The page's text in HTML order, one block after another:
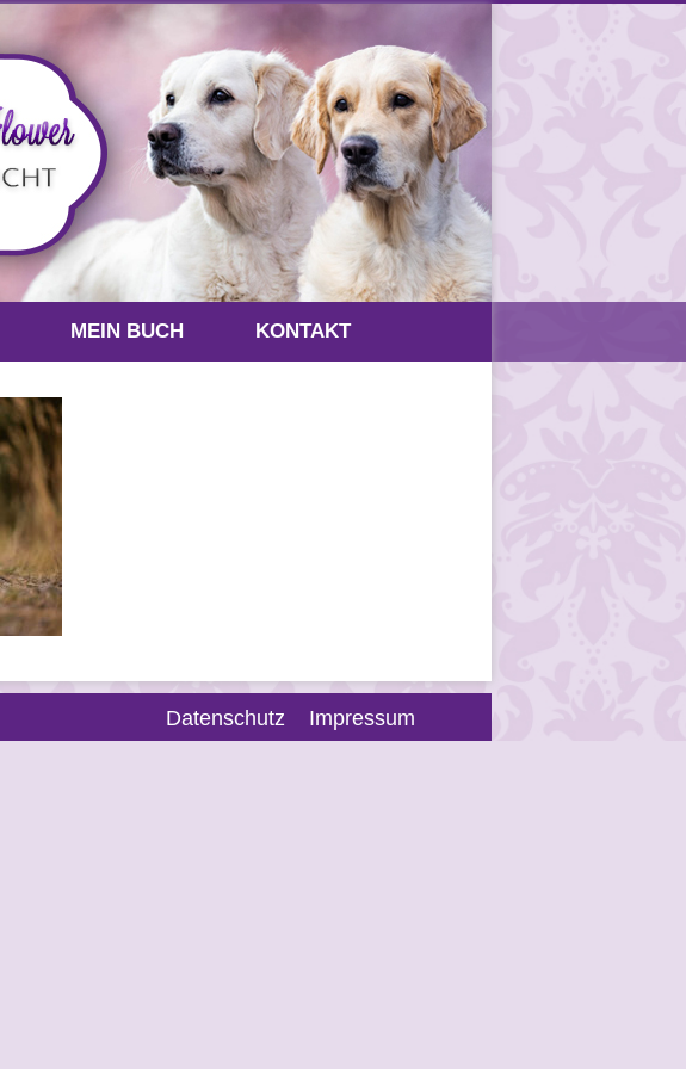
MEIN BUCH KONTAKT
Datenschutz Impressum